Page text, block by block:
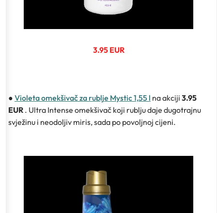
3.95 EUR
● Violeta omekšivač za rublje Mystic 1,55 l na akciji 3.95
EUR . Ultra Intense omekšivač koji rublju daje dugotrajnu
svježinu i neodoljiv miris, sada po povoljnoj cijeni.